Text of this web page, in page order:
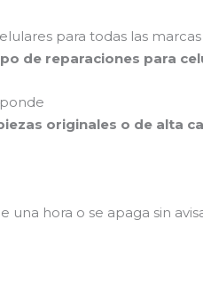
para todas las
de reparaciones para
originales o de alta
una hora o se apaga sin